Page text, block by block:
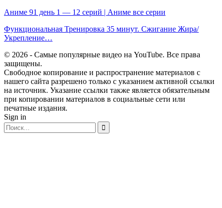
Аниме 91 день 1 — 12 серий | Аниме все серии
Функциональная Тренировка 35 минут. Сжигание Жира/
Укрепление…
© 2026 - Самые популярные видео на YouTube. Все права
защищены.
Свободное копирование и распространение материалов с
нашего сайта разрешено только с указанием активной ссылки
на источник. Указание ссылки также является обязательным
при копировании материалов в социальные сети или
печатные издания.
Sign in